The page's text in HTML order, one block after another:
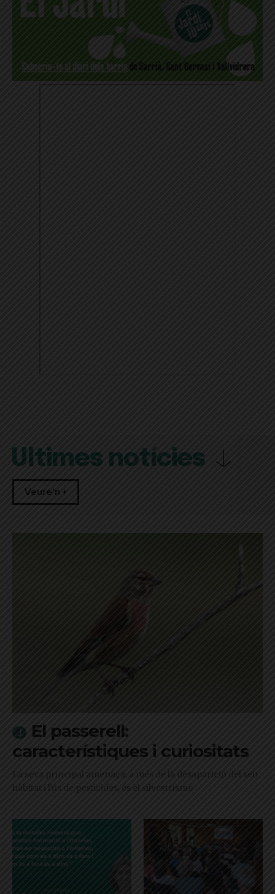
Últimes notícies
Veure'n +
El passerell:
característiques i curiositats
La seva principal amenaça, a més de la desaparició del seu
hàbitat i l'ús de pesticides, és el silvestrisme